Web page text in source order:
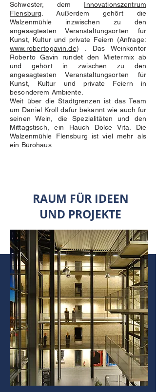
Schwester, dem Innovationszentrum
Flensburg . Außerdem gehört die
Walzenmühle inzwischen zu den
angesagtesten Veranstaltungsorten für
Kunst, Kultur und private Feiern (Anfrage:
www.robertogavin.de) . Das Weinkontor
Roberto Gavin rundet den Mietermix ab
und gehört in zwischen zu den
angesagtesten Veranstaltungsorten für
Kunst, Kultur und private Feiern in
besonderem Ambiente.
Weit über die Stadtgrenzen ist das Team
um Daniel Kroll dafür bekannt wie auch für
seinen Wein, die Spezialitäten und den
Mittagstisch, ein Hauch Dolce Vita. Die
Walzenmühle Flensburg ist viel mehr als
ein Bürohaus…
RAUM FÜR IDEEN
UND PROJEKTE